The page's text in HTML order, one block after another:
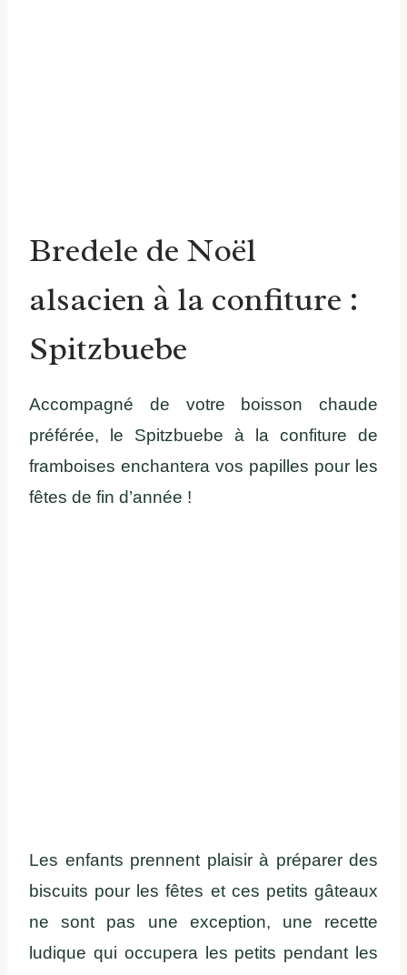
Bredele de Noël
alsacien à la confiture :
Spitzbuebe
Accompagné de votre boisson chaude
préférée, le Spitzbuebe à la confiture de
framboises enchantera vos papilles pour les
fêtes de fin d’année !
Les enfants prennent plaisir à préparer des
biscuits pour les fêtes et ces petits gâteaux
ne sont pas une exception, une recette
ludique qui occupera les petits pendant les